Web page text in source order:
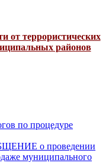
от террористических
районов
по процедуре
о проведении
муниципального